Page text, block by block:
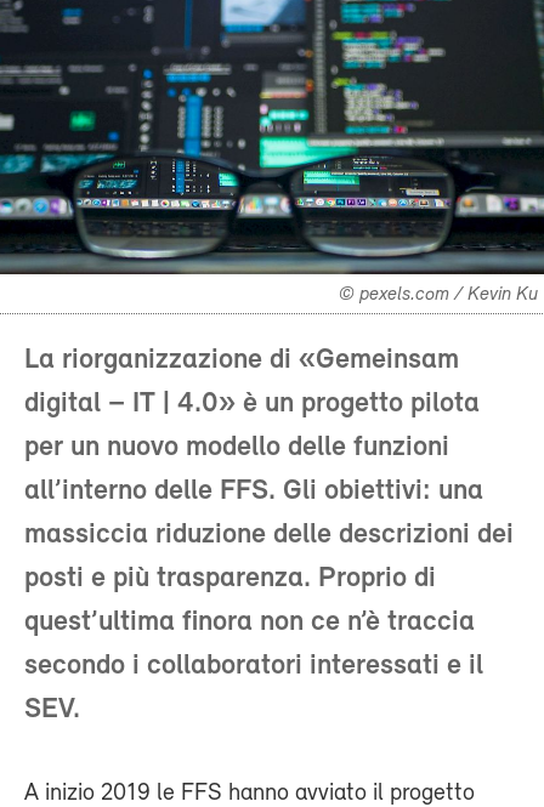
© pexels.com / Kevin Ku
La riorganizzazione di «Gemeinsam
digital – IT | 4.0» è un progetto pilota
per un nuovo modello delle funzioni
all’interno delle FFS. Gli obiettivi: una
massiccia riduzione delle descrizioni dei
posti e più trasparenza. Proprio di
quest’ultima finora non ce n’è traccia
secondo i collaboratori interessati e il
SEV.
A inizio 2019 le FFS hanno avviato il progetto